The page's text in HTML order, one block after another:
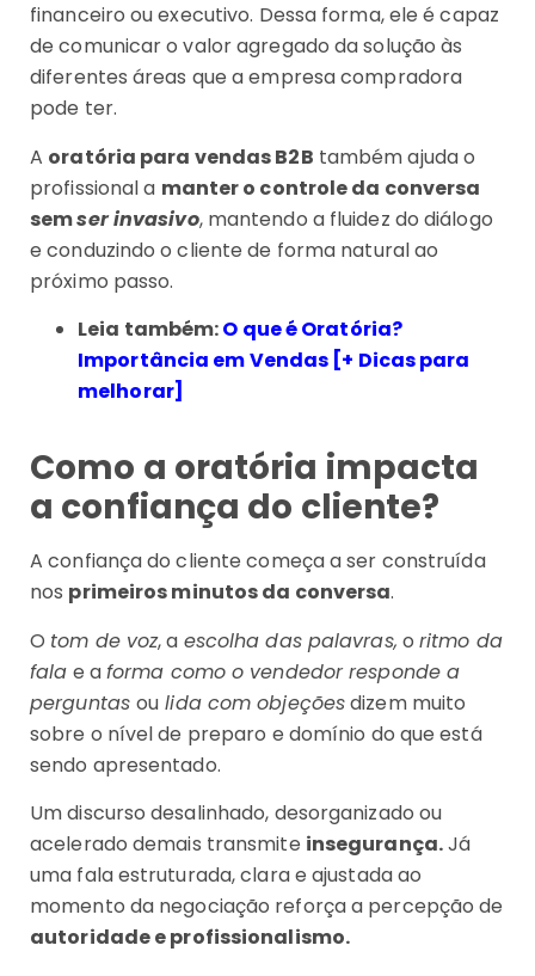
financeiro ou executivo. Dessa forma, ele é capaz
de comunicar o valor agregado da solução às
diferentes áreas que a empresa compradora
pode ter.
A oratória para vendas B2B também ajuda o
profissional a manter o controle da conversa
semser invasivo, mantendo a fluidez do diálogo
e conduzindo o cliente de forma natural ao
próximo passo.
Leia também:O que é Oratória?
Importância em Vendas [+ Dicas para
melhorar]
Como a oratória impacta
a confiança do cliente?
A confiança do cliente começa a ser construída
nos primeiros minutos da conversa.
O tom de voz, a escolha das palavras, oritmo da
fala e aforma como o vendedor responde a
perguntas ou lida com objeçõesdizem muito
sobre o nível de preparo e domínio do que está
sendo apresentado.
Um discurso desalinhado, desorganizado ou
acelerado demais transmite insegurança.Já
uma fala estruturada, clara e ajustada ao
momento da negociação reforça a percepção de
autoridade e profissionalismo.